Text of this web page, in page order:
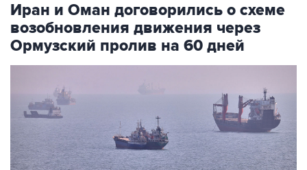
Иран и Оман договорились о схеме
возобновления движения через
Ормузский пролив на 60 дней